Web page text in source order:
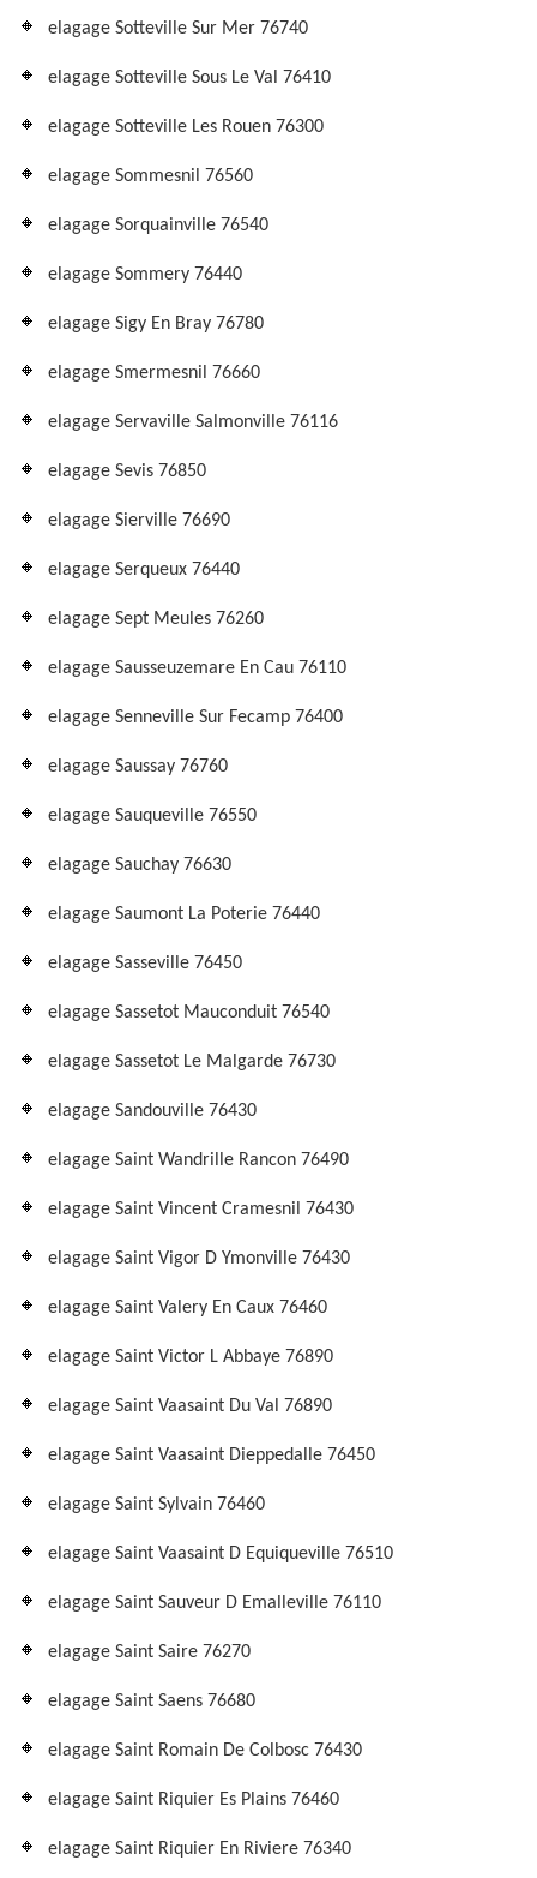
elagage Sotteville Sur Mer 76740
elagage Sotteville Sous Le Val 76410
elagage Sotteville Les Rouen 76300
elagage Sommesnil 76560
elagage Sorquainville 76540
elagage Sommery 76440
elagage Sigy En Bray 76780
elagage Smermesnil 76660
elagage Servaville Salmonville 76116
elagage Sevis 76850
elagage Sierville 76690
elagage Serqueux 76440
elagage Sept Meules 76260
elagage Sausseuzemare En Cau 76110
elagage Senneville Sur Fecamp 76400
elagage Saussay 76760
elagage Sauqueville 76550
elagage Sauchay 76630
elagage Saumont La Poterie 76440
elagage Sasseville 76450
elagage Sassetot Mauconduit 76540
elagage Sassetot Le Malgarde 76730
elagage Sandouville 76430
elagage Saint Wandrille Rancon 76490
elagage Saint Vincent Cramesnil 76430
elagage Saint Vigor D Ymonville 76430
elagage Saint Valery En Caux 76460
elagage Saint Victor L Abbaye 76890
elagage Saint Vaasaint Du Val 76890
elagage Saint Vaasaint Dieppedalle 76450
elagage Saint Sylvain 76460
elagage Saint Vaasaint D Equiqueville 76510
elagage Saint Sauveur D Emalleville 76110
elagage Saint Saire 76270
elagage Saint Saens 76680
elagage Saint Romain De Colbosc 76430
elagage Saint Riquier Es Plains 76460
elagage Saint Riquier En Riviere 76340